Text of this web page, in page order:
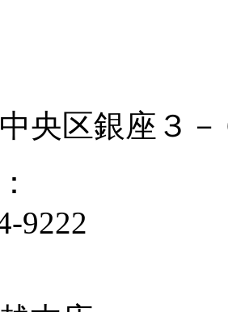
央区銀座３
9222